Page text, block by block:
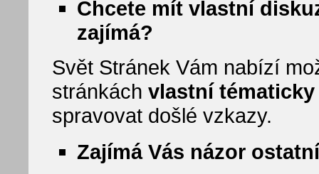
Chcete mít vlastní
zajímá?
Svět Stránek Vám nabízí
stránkách vlastní
spravovat došlé vzkazy.
Zajímá Vás názor